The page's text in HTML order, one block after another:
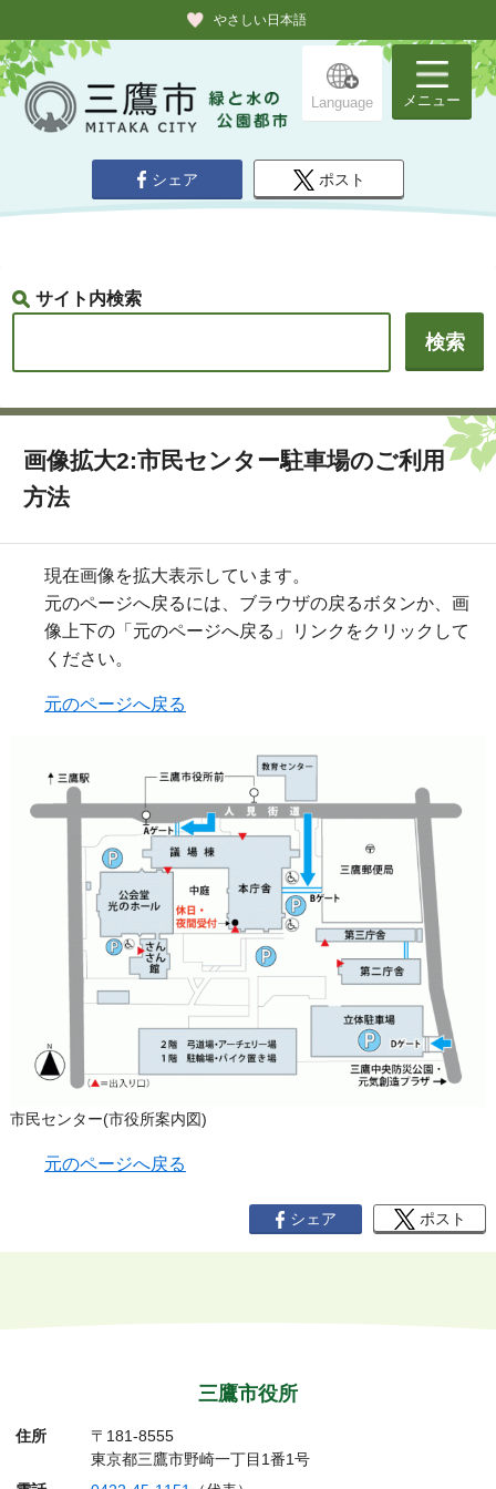
やさしい日本語
Language メニュー
シェア ポスト
サイト内検索
画像拡大2:市民センター駐車場のご利用
方法
現在画像を拡大表示しています。
元のページへ戻るには、ブラウザの戻るボタンか、画
像上下の「元のページへ戻る」リンクをクリックして
ください。
元のページへ戻る
市民センター(市役所案内図)
元のページへ戻る
シェア ポスト
三鷹市役所
住所
〒181-8555
東京都三鷹市野崎一丁目1番1号